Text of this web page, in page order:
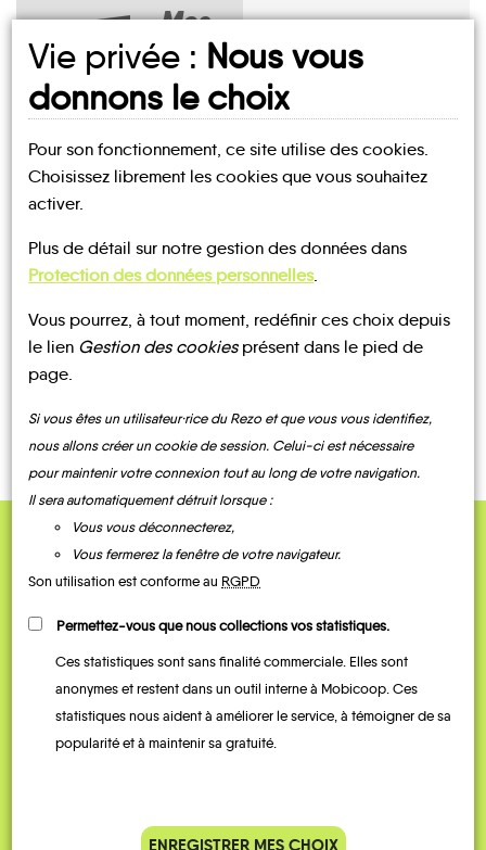
Mes
fiches
MOBILITÉ
AndiranBarbasteBruchBaïseCalignacEspiens
FeugarollesFieuxFrancescasFréchouLamontjoieLannes
Lasserre
sur-
AuvignonMontesquieu
UN AVIS, UN TÉMOIGNAGE
À PARTAGER ?
QUELQUES
Témoignages
Vie privée : Nous vous
donnons le choix
Pour son fonctionnement, ce site utilise des cookies.
Choisissez librement les cookies que vous souhaitez
activer.
Plus de détail sur notre gestion des données dans
Protection des données personnelles.
Vous pourrez, à tout moment, redéfinir ces choix depuis
le lien Gestion des cookiesprésent dans le pied de
page.
Si vous êtes un utilisateur·rice du Rezo et que vous vous identifiez,
nous allons créer un cookie de session. Celui-ci est nécessaire
pour maintenir votre connexion tout au long de votre navigation.
Il sera automatiquement détruit lorsque :
Vous vous déconnecterez,
Vous fermerez la fenêtre de votre navigateur.
Son utilisation est conforme au RGPD
Permettez-vous que nous collections vos statistiques.
Ces statistiques sont sans finalité commerciale. Elles sont
anonymes et restent dans un outil interne à Mobicoop. Ces
statistiques nous aident à améliorer le service, à témoigner de sa
popularité et à maintenir sa gratuité.
ENREGISTRER MES CHOIX